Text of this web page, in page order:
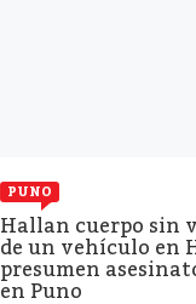
PUNO
Hallan cuerpo sin
de un vehículo en
presumen
en Puno